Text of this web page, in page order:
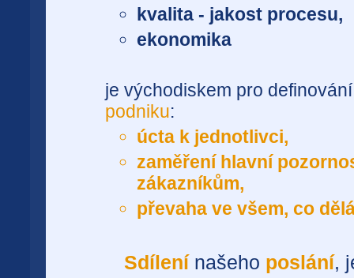
kvalita - jakost procesu,
ekonomika
je východiskem pro
podniku:
úcta k jednotlivci,
zaměření hlavní
zákazníkům,
převaha ve všem, co
Sdílenínašeho poslání,